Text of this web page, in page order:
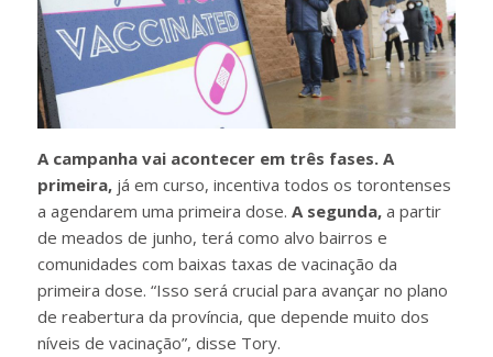
A campanha vai acontecer em três fases. A
primeira,já em curso, incentiva todos os torontenses
a agendarem uma primeira dose. A segunda,a partir
de meados de junho, terá como alvo bairros e
comunidades com baixas taxas de vacinação da
primeira dose. “Isso será crucial para avançar no plano
de reabertura da província, que depende muito dos
níveis de vacinação”, disse Tory.